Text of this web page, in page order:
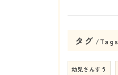
タグ Tags
幼児さんすう